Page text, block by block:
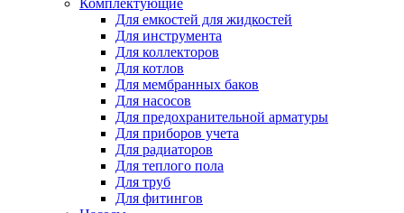
Комплектующие
Для емкостей для жидкостей
Для инструмента
Для коллекторов
Для котлов
Для мембранных баков
Для насосов
Для предохранительной арматуры
Для приборов учета
Для радиаторов
Для теплого пола
Для труб
Для фитингов